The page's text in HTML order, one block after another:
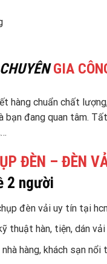
GIA
hàng chuẩn chất
đang quan tâm.
ĐÈN – ĐÈN
đèn vải uy tín tại
thuật hàn, tiện, dán
hàng, khách sạn nổi